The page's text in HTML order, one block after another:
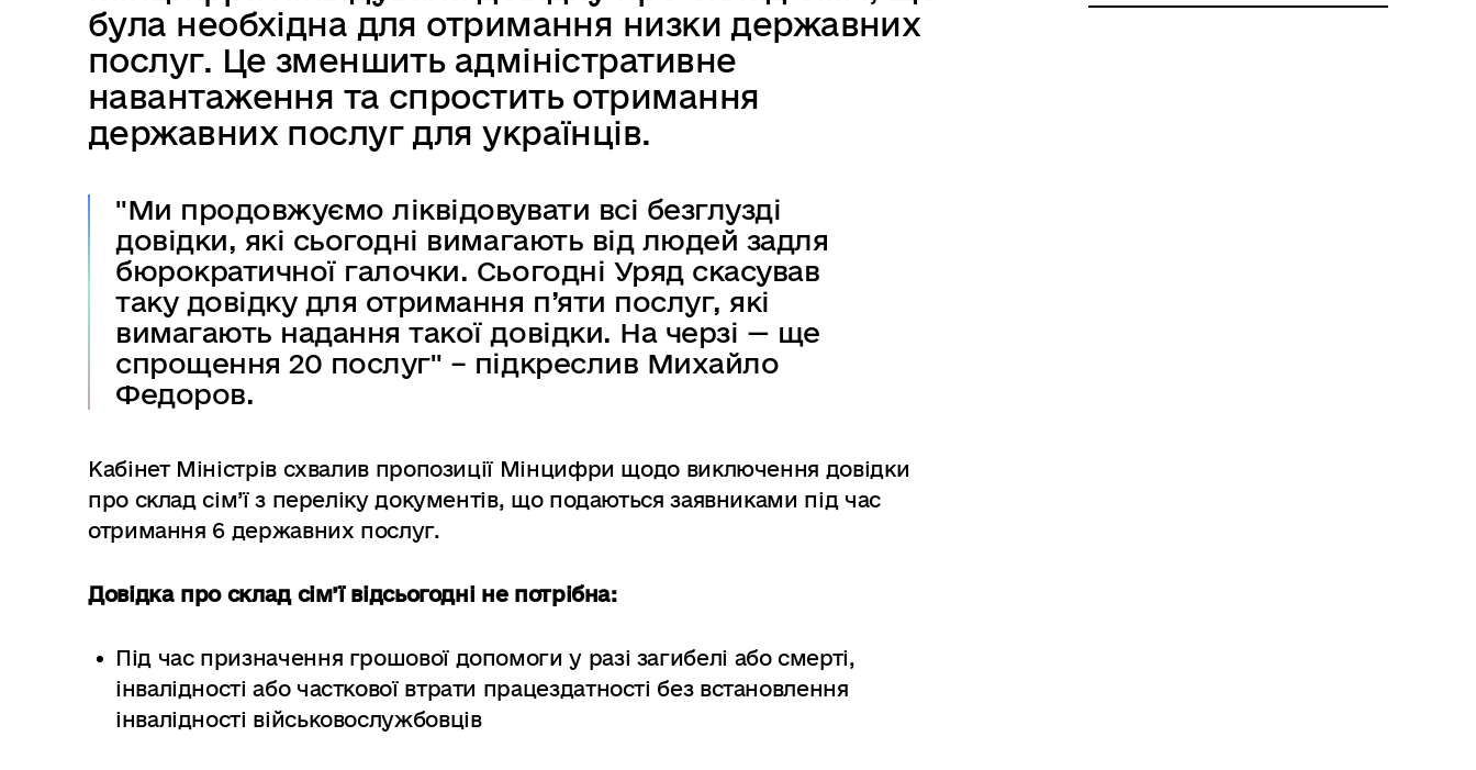
була необхідна для отримання низки державних
послуг. Це зменшить адміністративне
навантаження та спростить отримання
державних послуг для українців.
"Ми продовжуємо ліквідовувати всі безглузді
довідки, які сьогодні вимагають від людей задля
бюрократичної галочки. Сьогодні Уряд скасував
таку довідку для отримання п’яти послуг, які
вимагають надання такої довідки. На черзі — ще
спрощення 20 послуг" – підкреслив Михайло
Федоров.
Кабінет Міністрів схвалив пропозиції Мінцифри щодо виключення довідки
про склад сім’ї з переліку документів, що подаються заявниками під час
отримання 6 державних послуг.
Довідка про склад сім’ї відсьогодні не потрібна:
Під час призначення грошової допомоги у разі загибелі або смерті,
інвалідності або часткової втрати працездатності без встановлення
інвалідності військовослужбовців